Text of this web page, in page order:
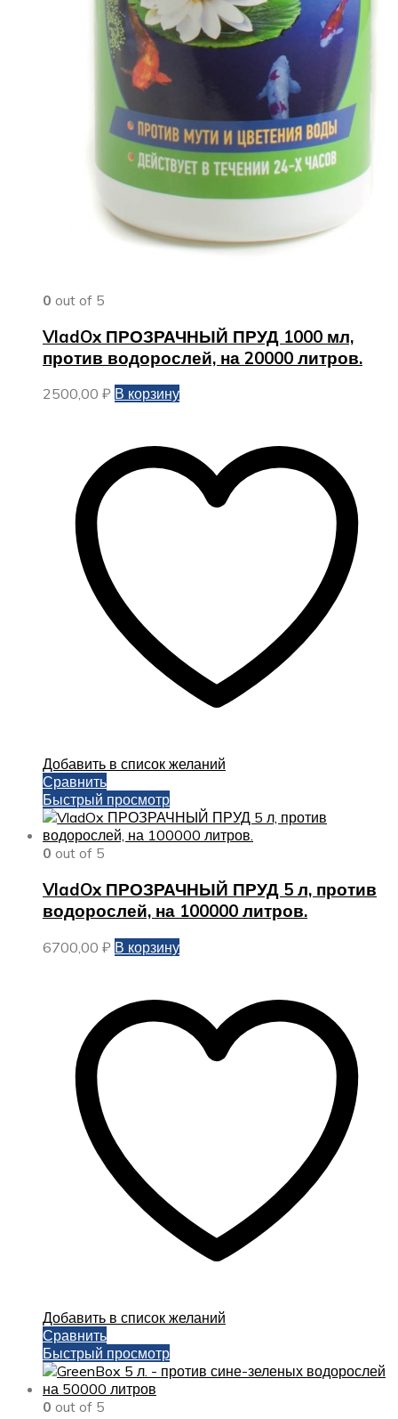
0 out of 5
VladOx ПРОЗРАЧНЫЙ ПРУД 1000 мл,
против водорослей, на 20000 литров.
2500,00 ₽ В корзину
Добавить в список желаний
Сравнить
Быстрый просмотр
0 out of 5
VladOx ПРОЗРАЧНЫЙ ПРУД 5 л, против
водорослей, на 100000 литров.
6700,00 ₽ В корзину
Добавить в список желаний
Сравнить
Быстрый просмотр
0 out of 5